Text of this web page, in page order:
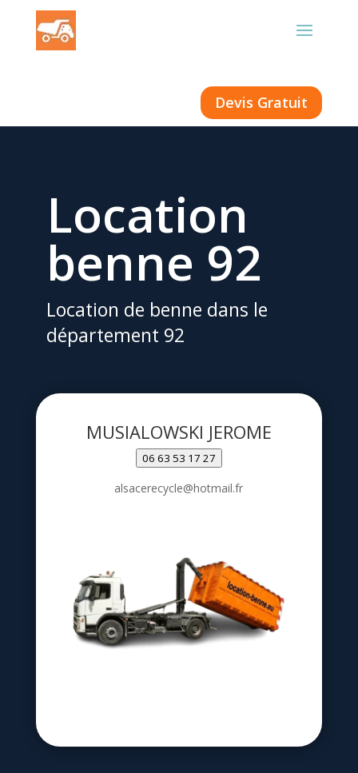
Devis Gratuit
Location
benne 92
Location de benne dans le
département 92
MUSIALOWSKI JEROME
06 63 53 17 27
alsacerecycle@hotmail.fr